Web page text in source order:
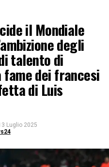
il Mondiale
degli
talento di
dei francesi
di Luis
Luglio 2025